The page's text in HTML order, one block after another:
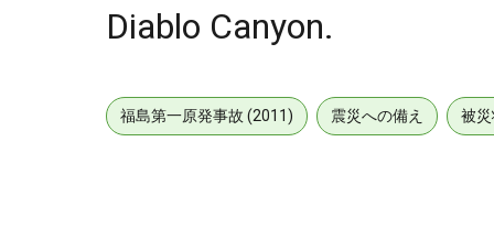
Diablo Canyon.
福島第一原発事故 (2011) 震災への備え 被災